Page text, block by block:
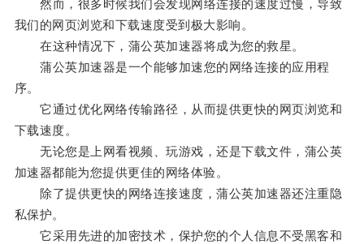
然而，很多时候我们会发现网络连接的速度过慢，导致
我们的网页浏览和下载速度受到极大影响。
在这种情况下，蒲公英加速器将成为您的救星。
蒲公英加速器是一个能够加速您的网络连接的应用程
序。
它通过优化网络传输路径，从而提供更快的网页浏览和
下载速度。
无论您是上网看视频、玩游戏，还是下载文件，蒲公英
加速器都能为您提供更佳的网络体验。
除了提供更快的网络连接速度，蒲公英加速器还注重隐
私保护。
它采用先进的加密技术，保护您的个人信息不受黑客和